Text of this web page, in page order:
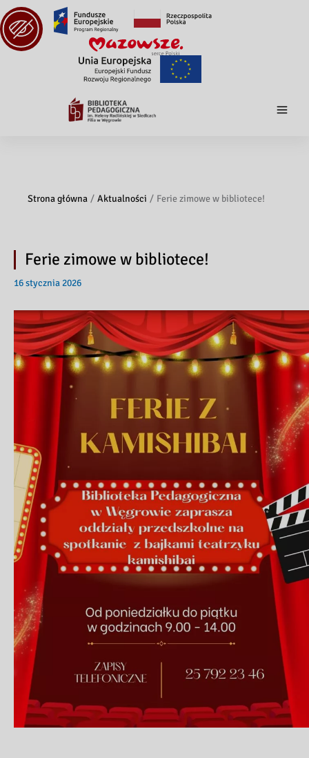
Strona główna Aktualności Ferie zimowe w bibliotece!
Ferie zimowe w bibliotece!
16 stycznia 2026